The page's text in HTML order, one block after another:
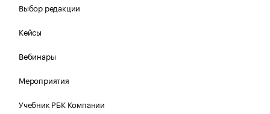
Выбор редакции
Кейсы
Вебинары
Мероприятия
Учебник РБК Компании